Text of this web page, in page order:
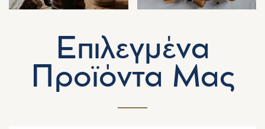
Επιλεγμένα
Προϊόντα Μας